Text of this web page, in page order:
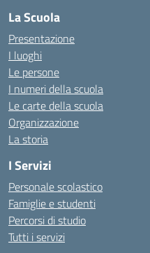
La Scuola
Presentazione
I luoghi
Le persone
I numeri della scuola
Le carte della scuola
Organizzazione
La storia
I Servizi
Personale scolastico
Famiglie e studenti
Percorsi di studio
Tutti i servizi